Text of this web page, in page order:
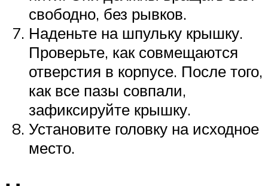
свободно, без рывков.
Наденьте на шпульку крышку.
Проверьте, как совмещаются
отверстия в корпусе. После того,
как все пазы совпали,
зафиксируйте крышку.
Установите головку на исходное
место.